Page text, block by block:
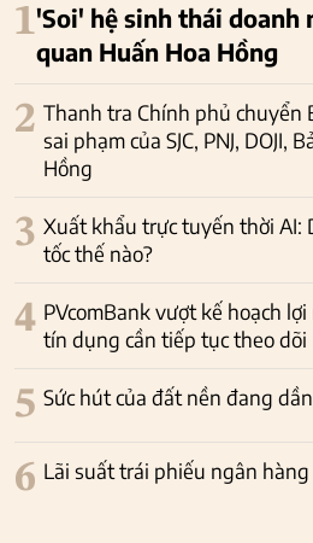
1'Soi' hệ sinh thái doanh
quan Huấn Hoa Hồng
2 Thanh tra Chính phủ chuyển
sai phạm của SJC, PNJ, DOJI,
Hồng
3 Xuất khẩu trực tuyến thời AI:
tốc thế nào?
4 PVcomBank vượt kế hoạch
tín dụng cần tiếp tục theo dõi
5 Sức hút của đất nền đang dần
6 Lãi suất trái phiếu ngân hàng